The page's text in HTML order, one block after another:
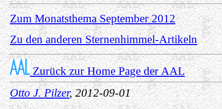
Zum Monatsthema September 2012
Zu den anderen Sternenhimmel-Artikeln
Zurück zur Home Page der AAL
Otto J. Pilzer, 2012-09-01